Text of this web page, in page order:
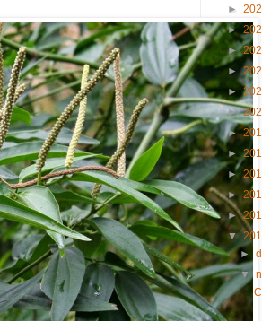
►
►
►
►
►
►
►
►
►
►
►
▼
►
▼